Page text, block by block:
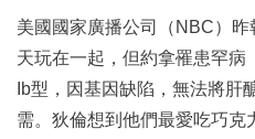
美國國家廣播公司（NBC）
天玩在一起，但約拿罹患罕病
Ib型，因基因缺陷，無法將肝
需。狄倫想到他們最愛吃巧克